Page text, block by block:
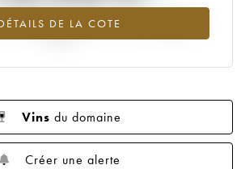
DE LA COTE
du millésime 2001 en 2026 par rapport à
Vins du domaine
Créer une alerte